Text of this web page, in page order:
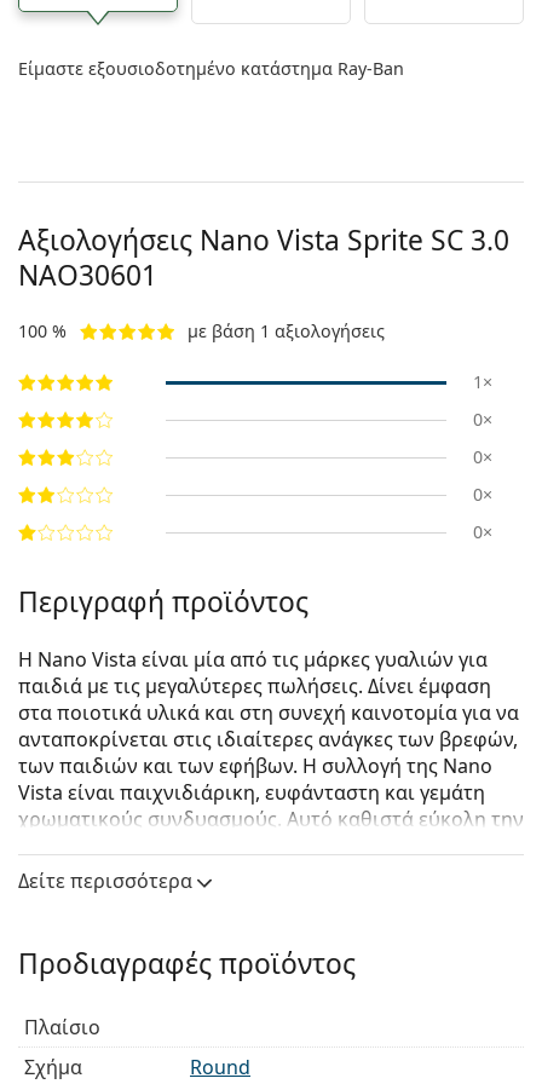
Είμαστε εξουσιοδοτημένο κατάστημα Ray-Ban
Αξιολογήσεις Nano Vista Sprite SC 3.0
NAO30601
100 % με βάση 1 αξιολογήσεις
1×
0×
0×
0×
0×
Περιγραφή προϊόντος
Η Nano Vista είναι μία από τις μάρκες γυαλιών για
παιδιά με τις μεγαλύτερες πωλήσεις. Δίνει έμφαση
στα ποιοτικά υλικά και στη συνεχή καινοτομία για να
ανταποκρίνεται στις ιδιαίτερες ανάγκες των βρεφών,
των παιδιών και των εφήβων. Η συλλογή της Nano
Vista είναι παιχνιδιάρικη, ευφάνταστη και γεμάτη
χρωματικούς συνδυασμούς. Αυτό καθιστά εύκολη την
γούστο του παιδιού σας.
του κινδύνου απώλειας των γυαλιών και
τη διάρκεια διαφόρων παιδικών δραστηριοτήτων.
Nano Vista Sprite SC 3.0 NAO30601 (clip-on)
Δείτε περισσότερα
Προδιαγραφές προϊόντος
Πλαίσιο
Σχήμα
Round